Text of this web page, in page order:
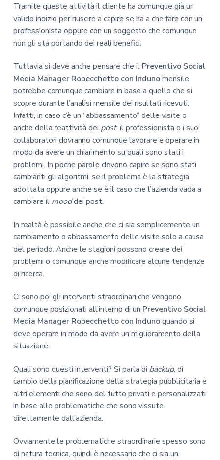
Tramite queste attività il cliente ha comunque già un
valido indizio per riuscire a capire se ha a che fare con un
professionista oppure con un soggetto che comunque
non gli sta portando dei reali benefici.
Tuttavia si deve anche pensare che il Preventivo Social
Media Manager Robecchetto con Indunomensile
potrebbe comunque cambiare in base a quello che si
scopre durante l’analisi mensile dei risultati ricevuti.
Infatti, in caso c’è un “abbassamento” delle visite o
anche della reattività dei post, il professionista o i suoi
collaboratori dovranno comunque lavorare e operare in
modo da avere un chiarimento su quali sono stati i
problemi. In poche parole devono capire se sono stati
cambianti gli algoritmi, se il problema è la strategia
adottata oppure anche se è il caso che l’azienda vada a
cambiare il mooddei post.
In realtà è possibile anche che ci sia semplicemente un
cambiamento o abbassamento delle visite solo a causa
del periodo. Anche le stagioni possono creare dei
problemi o comunque anche modificare alcune tendenze
di ricerca.
Ci sono poi gli interventi straordinari che vengono
comunque posizionati all’interno di un Preventivo Social
Media Manager Robecchetto con Indunoquando si
deve operare in modo da avere un miglioramento della
situazione.
Quali sono questi interventi? Si parla di backup, di
cambio della pianificazione della strategia pubblicitaria e
altri elementi che sono del tutto privati e personalizzati
in base alle problematiche che sono vissute
direttamente dall’azienda.
Ovviamente le problematiche straordinarie spesso sono
di natura tecnica, quindi è necessario che ci sia un